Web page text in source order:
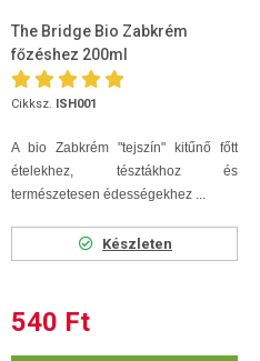
The Bridge Bio Zabkrém
főzéshez 200ml
Cikksz. ISH001
A bio Zabkrém "tejszín" kitűnő főtt
ételekhez, tésztákhoz és
természetesen édességekhez ...
Készleten
540 Ft